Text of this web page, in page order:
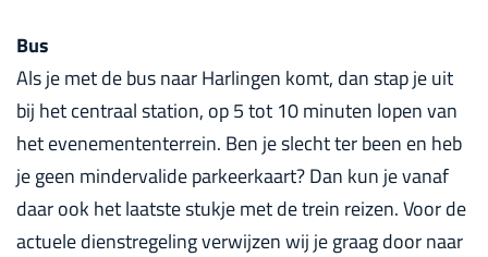
Bus
Als je met de bus naar Harlingen komt, dan stap je uit
bij het centraal station, op 5 tot 10 minuten lopen van
het evenemententerrein. Ben je slecht ter been en heb
je geen mindervalide parkeerkaart? Dan kun je vanaf
daar ook het laatste stukje met de trein reizen. Voor de
actuele dienstregeling verwijzen wij je graag door naar